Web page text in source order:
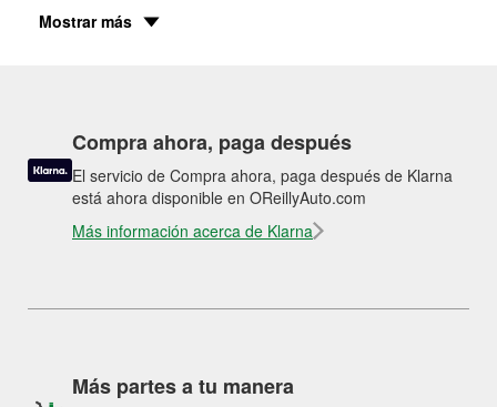
Mostrar más
Compra ahora, paga después
El servicio de Compra ahora, paga después de Klarna
está ahora disponible en OReillyAuto.com
Más información acerca de Klarna
Más partes a tu manera